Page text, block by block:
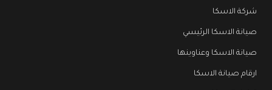
شركة الاسكا
صيانة الاسكا الرئيسي
صيانة الاسكا وعناوينها
ارقام صيانة الاسكا